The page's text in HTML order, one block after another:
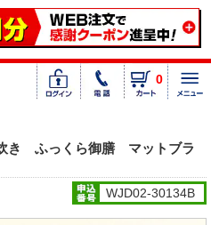
0
き ふっくら御膳 マットブラ
WJD02-30134B